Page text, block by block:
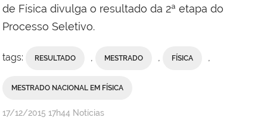
de Física divulga o resultado da 2ª etapa do
Processo Seletivo.
tags: RESULTADO , MESTRADO , FÍSICA ,
MESTRADO NACIONAL EM FÍSICA
por
publicado
17/12/2015 17h44 Notícias